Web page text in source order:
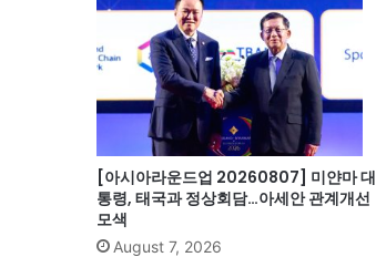
[아시아라운드업 20260807] 미얀마 대
통령, 태국과 정상회담…아세안 관계개선
모색
August 7, 2026